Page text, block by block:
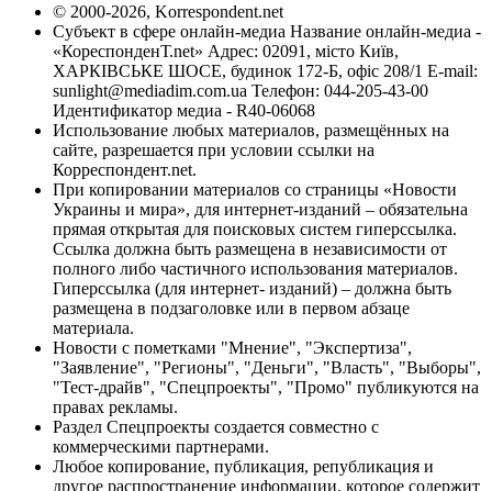
© 2000-2026, Korrespondent.net
Субъект в сфере онлайн-медиа Название онлайн-медиа -
«КореспонденТ.net» Адрес: 02091, місто Київ,
ХАРКІВСЬКЕ ШОСЕ, будинок 172-Б, офіс 208/1 E-mail:
sunlight@mediadim.com.ua Телефон: 044-205-43-00
Идентификатор медиа - R40-06068
Использование любых материалов, размещённых на
сайте, разрешается при условии ссылки на
Корреспондент.net.
При копировании материалов со страницы «Новости
Украины и мира», для интернет-изданий – обязательна
прямая открытая для поисковых систем гиперссылка.
Ссылка должна быть размещена в независимости от
полного либо частичного использования материалов.
Гиперссылка (для интернет- изданий) – должна быть
размещена в подзаголовке или в первом абзаце
материала.
Новости с пометками "Мнение", "Экспертиза",
"Заявление", "Регионы", "Деньги", "Власть", "Выборы",
"Тест-драйв", "Спецпроекты", "Промо" публикуются на
правах рекламы.
Раздел Спецпроекты создается совместно с
коммерческими партнерами.
Любое копирование, публикация, републикация и
другое распространение информации, которое содержит